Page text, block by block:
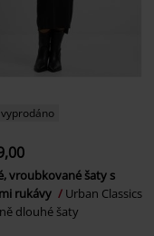
vroubkované šaty s
rukávy
Urban Classics
dlouhé šaty